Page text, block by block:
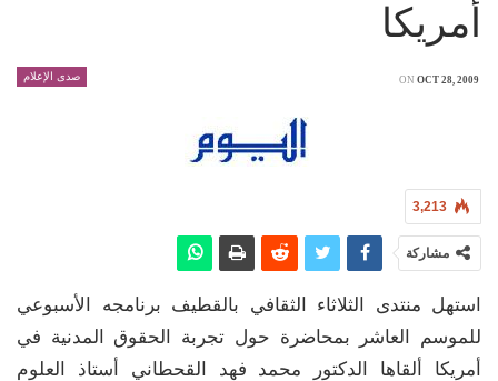
أمريكا
صدى الإعلام ON OCT 28, 2009
3,213
مشاركة
استهل منتدى الثلاثاء الثقافي بالقطيف برنامجه الأسبوعي
للموسم العاشر بمحاضرة حول تجربة الحقوق المدنية في
أمريكا ألقاها الدكتور محمد فهد القحطاني أستاذ العلوم